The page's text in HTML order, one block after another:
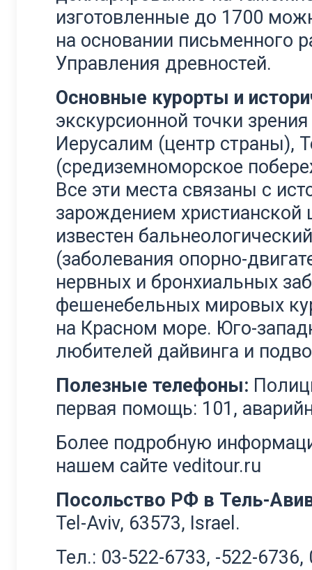
изготовленные до 1700
на основании письменного
Управления древностей.
Основные курорты и
экскурсионной точки
Иерусалим (центр страны),
(средиземноморское
Все эти места связаны с
зарождением
известен
(заболевания опорно-
нервных и бронхиальных
фешенебельных мировых
на Красном море. Юго-
любителей дайвинга и
Полезные телефоны:
первая помощь: 101,
Более подробную
нашем сайте veditour.ru
Посольство РФ в Тель-
Tel-Aviv, 63573, Israel.
Тел.: 03-522-6733, -522-